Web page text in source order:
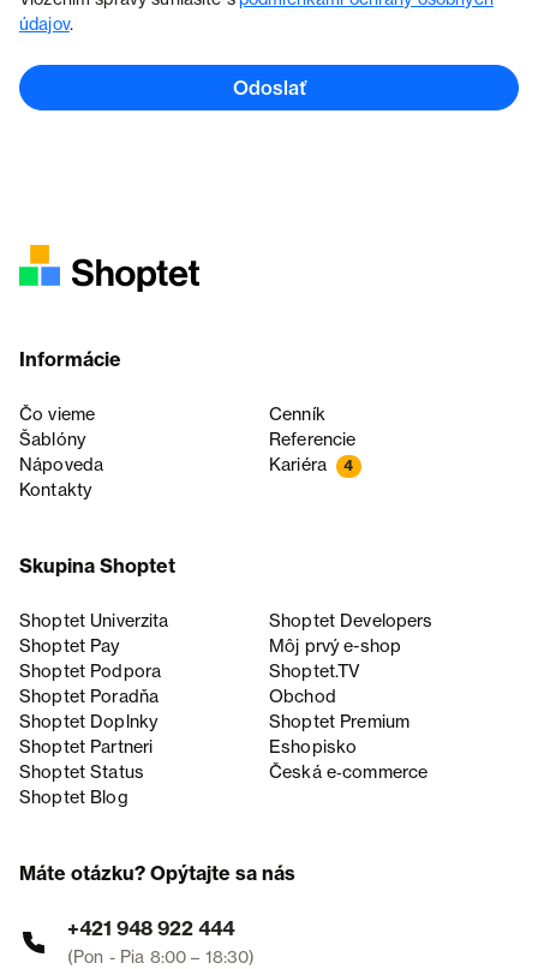
údajov.
Odoslať
Informácie
Čo vieme
Cenník
Šablóny
Referencie
Nápoveda
Kariéra 4
Kontakty
Skupina Shoptet
Shoptet Univerzita
Shoptet Developers
Shoptet Pay
Môj prvý e-shop
Shoptet Podpora
Shoptet.TV
Shoptet Poradňa
Obchod
Shoptet Doplnky
Shoptet Premium
Shoptet Partneri
Eshopisko
Shoptet Status
Česká e‑commerce
Shoptet Blog
Máte otázku? Opýtajte sa nás
+421 948 922 444
(Pon - Pia 8:00 – 18:30)